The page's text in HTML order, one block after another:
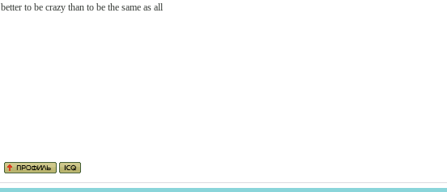
better to be crazy than to be the same as all